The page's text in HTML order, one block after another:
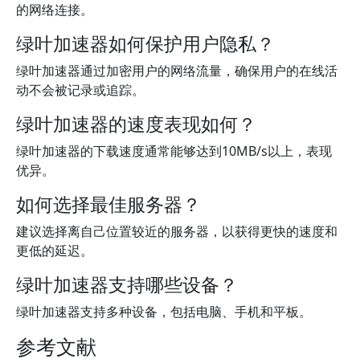
的网络连接。
绿叶加速器如何保护用户隐私？
绿叶加速器通过加密用户的网络流量，确保用户的在线活
动不会被记录或追踪。
绿叶加速器的速度表现如何？
绿叶加速器的下载速度通常能够达到10MB/s以上，表现
优异。
如何选择最佳服务器？
建议选择离自己位置较近的服务器，以获得更快的速度和
更低的延迟。
绿叶加速器支持哪些设备？
绿叶加速器支持多种设备，包括电脑、手机和平板。
参考文献